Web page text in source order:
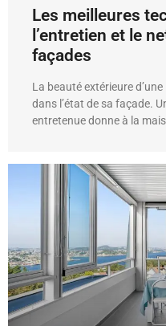
Les meilleures
l’entretien et le
façades
La beauté extérieure
dans l’état de sa façade.
entretenue donne à la